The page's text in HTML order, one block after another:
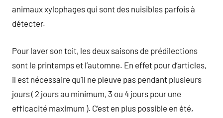
animaux xylophages qui sont des nuisibles parfois à
détecter.
Pour laver son toit, les deux saisons de prédilections
sont le printemps et l’automne. En effet pour d’articles,
il est nécessaire qu’il ne pleuve pas pendant plusieurs
jours ( 2 jours au minimum, 3 ou 4 jours pour une
efficacité maximum ). C’est en plus possible en été,